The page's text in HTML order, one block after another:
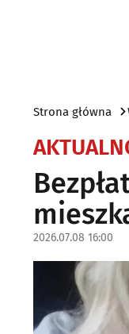
Strona główna
2026.07.08 16:00